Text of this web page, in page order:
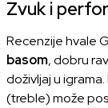
Zvuk i
Recenzije hvale
basom, dobru
doživljaj u
(treble) može